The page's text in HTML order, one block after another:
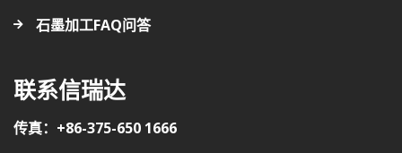
石墨加工FAQ问答
联系信瑞达
传真：+86-375-650 1666